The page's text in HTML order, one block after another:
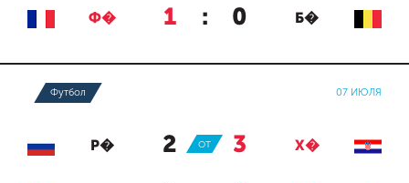
Ф� 1 : 0 Б�
Футбол 07 ИЮЛЯ
Р� 2 : 3 Х�
ОТ